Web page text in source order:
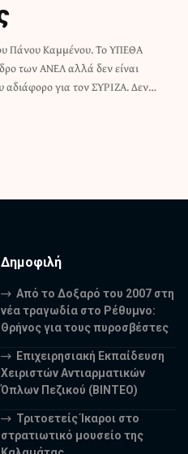
για τον ΣΥΡΙΖΑ. Δεν…
Δημοφιλή
Από το Δοξαρό του 2007 στη
νέα τραγωδία στο Ρέθυμνο:
Θρήνος για τους πυροσβέστες
Επιχειρησιακή Εκπαίδευση
Χειριστών Αντιαρματικών
Όπλων Πεζικού (ΒΙΝΤΕΟ)
Τριτοετείς Ίκαροι στο
στρατιωτικό μουσείο της